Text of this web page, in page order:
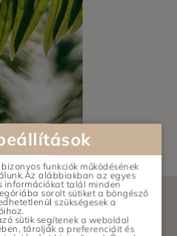
funkciók működésének
alábbiakban az egyes
információkat talál minden
sorolt sütiket a böngésző
szükségesek a
sütik segítenek a weboldal
tárolják a preferenciáit és